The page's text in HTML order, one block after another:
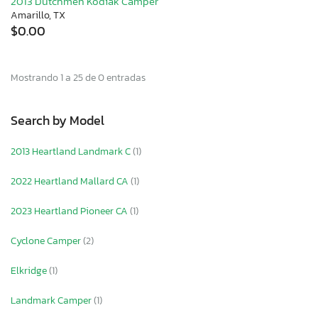
Amarillo, TX
$0.00
Mostrando 1 a 25 de 0 entradas
Search by Model
2013 Heartland Landmark C(1)
2022 Heartland Mallard CA(1)
2023 Heartland Pioneer CA(1)
Cyclone Camper(2)
Elkridge(1)
Landmark Camper(1)